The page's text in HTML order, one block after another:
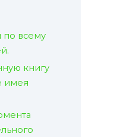
по всему
книгу
имея